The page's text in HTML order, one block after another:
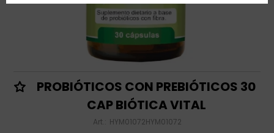
PROBIÓTICOS CON PREBIÓTICOS 30
CAP BIÓTICA VITAL
HYM01072HYM01072